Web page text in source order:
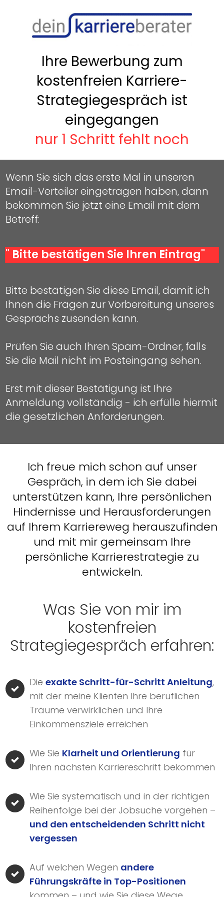
Ihre Bewerbung zum
kostenfreien Karriere-
Strategiegespräch ist
eingegangen​
nur 1 Schritt fehlt noch
Wenn Sie sich das erste Mal in unseren
Email-Verteiler eingetragen haben, dann
bekommen Sie jetzt eine Email mit dem
Betreff:
" Bitte bestätigen Sie Ihren Eintrag"
Bitte bestätigen Sie diese Email, damit ich
Ihnen die Fragen zur Vorbereitung unseres
Gesprächs zusenden kann.
Prüfen Sie auch Ihren Spam-Ordner, falls
Sie die Mail nicht im Posteingang sehen.
Erst mit dieser Bestätigung ist Ihre
Anmeldung vollständig - ich erfülle hiermit
die gesetzlichen Anforderungen.
Ich freue mich schon auf unser
Gespräch, in dem ich Sie dabei
unterstützen kann, Ihre persönlichen
Hindernisse und Herausforderungen
auf Ihrem Karriereweg herauszufinden
und mit mir gemeinsam Ihre
persönliche Karrierestrategie zu
entwickeln.
Was Sie von mir im
kostenfreien
Strategiegespräch erfahren:
Die exakte Schritt-für-Schritt Anleitung,
mit der meine Klienten Ihre beruflichen
Träume verwirklichen und Ihre
Einkommensziele erreichen
Wie Sie Klarheit und Orientierung für
Ihren nächsten Karriereschritt bekommen
Wie Sie systematisch und in der richtigen
Reihenfolge bei der Jobsuche vorgehen –
und den entscheidenden Schritt nicht
vergessen
Auf welchen Wegen andere
Führungskräfte in Top-Positionen